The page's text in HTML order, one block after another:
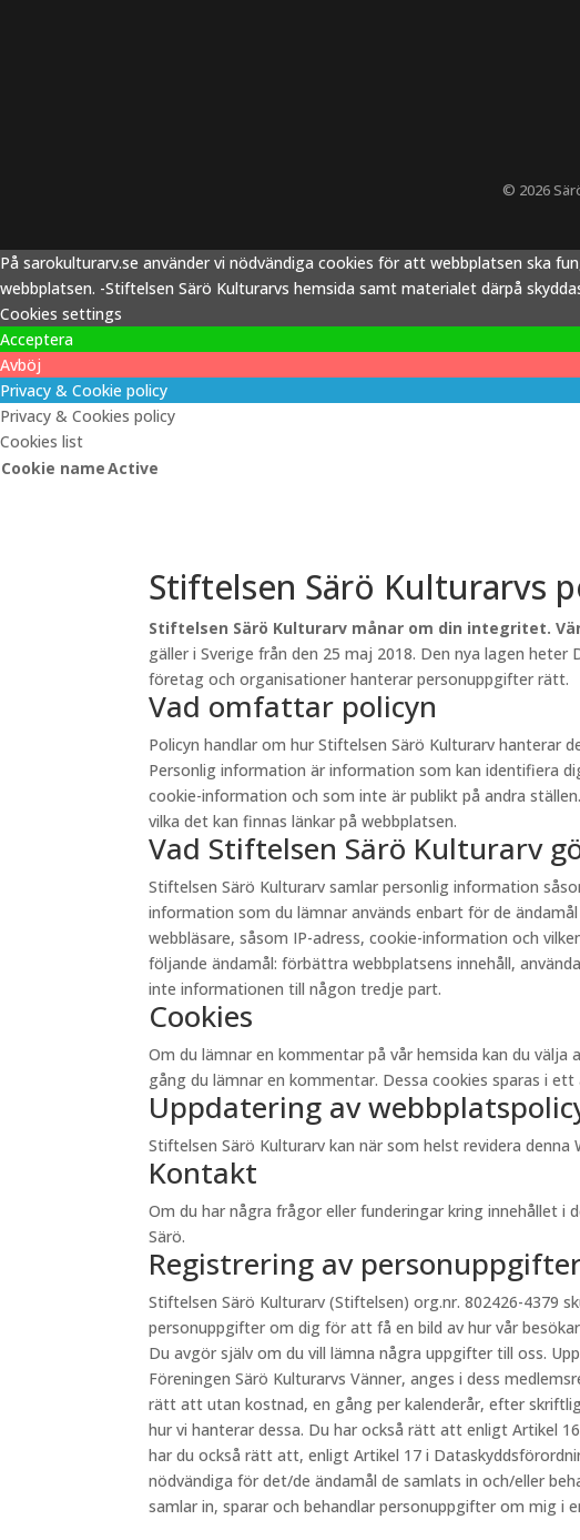
© 2026
På sarokulturarv.se använder vi nödvändiga cookies för att webbplatsen ska
webbplatsen. -Stiftelsen Särö Kulturarvs hemsida samt materialet därpå
Cookies settings
Acceptera
Avböj
Privacy & Cookie policy
Privacy & Cookies policy
Cookies list
Cookie nameActive
Stiftelsen Särö Kulturarvs
Stiftelsen Särö Kulturarv månar om din integritet.
gäller i Sverige från den 25 maj 2018. Den nya lagen
företag och organisationer hanterar personuppgifter rätt.
Vad omfattar policyn
Policyn handlar om hur Stiftelsen Särö Kulturarv hanterar
Personlig information är information som kan identifiera
cookie-information och som inte är publikt på andra
vilka det kan finnas länkar på webbplatsen.
Vad Stiftelsen Särö Kulturarv
Stiftelsen Särö Kulturarv samlar personlig information
information som du lämnar används enbart för de
webbläsare, såsom IP-adress, cookie-information och
följande ändamål: förbättra webbplatsens innehåll,
inte informationen till någon tredje part.
Cookies
Om du lämnar en kommentar på vår hemsida kan du
gång du lämnar en kommentar. Dessa cookies sparas i
Uppdatering av
Stiftelsen Särö Kulturarv kan när som helst revidera
Kontakt
Om du har några frågor eller funderingar kring innehållet i
Särö.
Registrering av
Stiftelsen Särö Kulturarv (Stiftelsen) org.nr. 802426-4379
personuppgifter om dig för att få en bild av hur vår
Du avgör själv om du vill lämna några uppgifter till oss.
Föreningen Särö Kulturarvs Vänner, anges i dess
rätt att utan kostnad, en gång per kalenderår, efter
hur vi hanterar dessa. Du har också rätt att enligt Artikel
har du också rätt att, enligt Artikel 17 i
nödvändiga för det/de ändamål de samlats in och/eller
samlar in, sparar och behandlar personuppgifter om mig i